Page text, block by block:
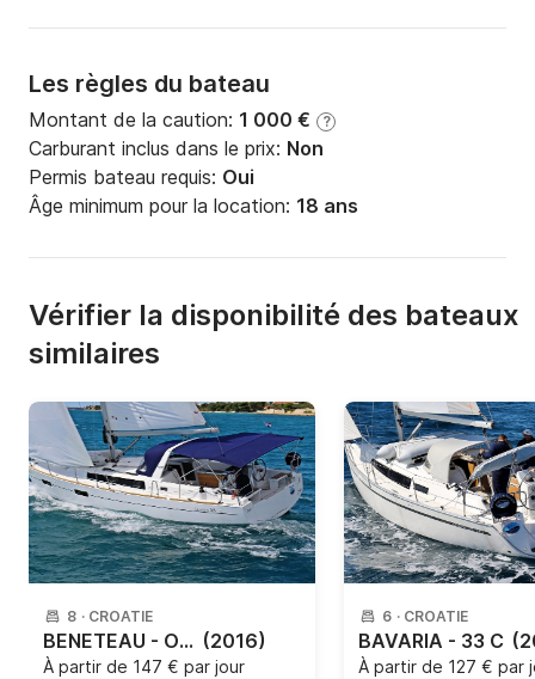
Les règles du bateau
Montant de la caution: 1 000 € ?
Carburant inclus dans le prix: Non
Permis bateau requis: Oui
Âge minimum pour la location: 18 ans
Vérifier la disponibilité des bateaux
similaires
8 · CROATIE
BENETEAU - OCEANIS 38 (2016)
À partir de 147 € par jour
6 · CROATIE
BAVARIA - 33 C
À partir de 127 € par